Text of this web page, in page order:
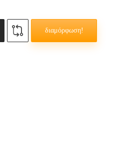
διαμόρφωση!